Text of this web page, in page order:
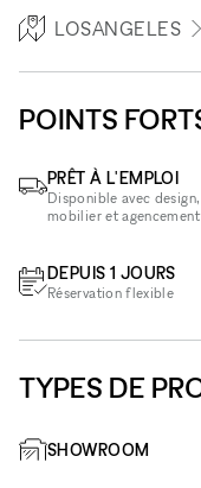
LOSANGELES
POINTS
PRÊT À L'EMPLOI
Disponible avec design,
mobilier et agencement
DEPUIS 1 JOURS
Réservation flexible
TYPES DE
SHOWROOM